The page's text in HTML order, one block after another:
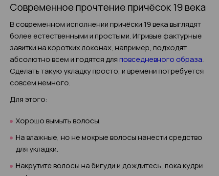
Современное прочтение причёсок 19 века
В современном исполнении причёски 19 века выглядят
более естественными и простыми. Игривые фактурные
завитки на коротких локонах, например, подходят
абсолютно всем и годятся дляповседневного образа.
Сделать такую укладку просто, и времени потребуется
совсем немного.
Для этого:
Хорошо вымыть волосы.
На влажные, но не мокрые волосы нанести средство
для укладки.
Накрутите волосы на бигуди и дождитесь, пока кудри